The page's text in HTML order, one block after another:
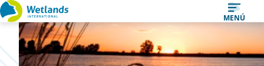
Ir
al
contenido
MENÚ